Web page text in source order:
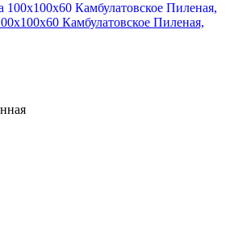
Камбулатовское Пиленая,